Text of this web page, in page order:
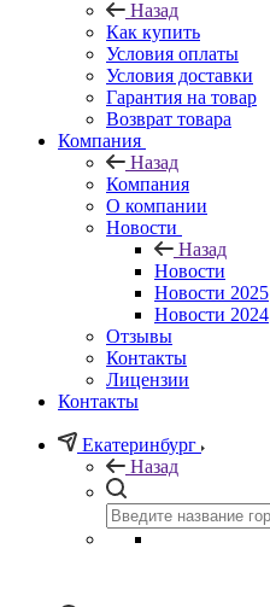
Назад
Как купить
Условия оплаты
Условия доставки
Гарантия на товар
Возврат товара
Компания
Назад
Компания
О компании
Новости
Назад
Новости
Новости 2025
Новости 2024
Отзывы
Контакты
Лицензии
Контакты
Екатеринбург
Назад